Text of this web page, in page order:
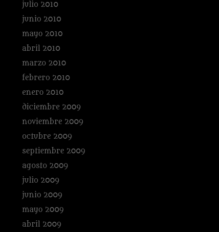
julio 2010
junio 2010
mayo 2010
abril 2010
marzo 2010
febrero 2010
enero 2010
diciembre 2009
noviembre 2009
octubre 2009
septiembre 2009
agosto 2009
julio 2009
junio 2009
mayo 2009
abril 2009